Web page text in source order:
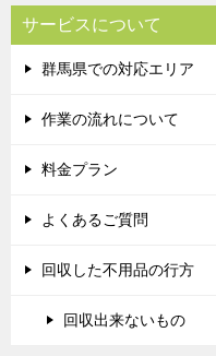
サービスについて
群馬県での対応エリア
作業の流れについて
料金プラン
よくあるご質問
回収した不用品の行方
回収出来ないもの